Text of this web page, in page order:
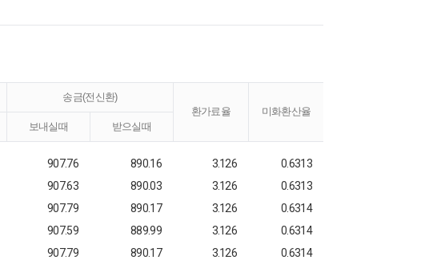
송금(전신환)
환가료율
미화환산율
보내실때 받으실때
907.76 890.16 3.126
0.6313
907.63 890.03 3.126
0.6313
907.79 890.17 3.126
0.6314
907.59 889.99 3.126
0.6314
907.79 890.17 3.126 0.6314